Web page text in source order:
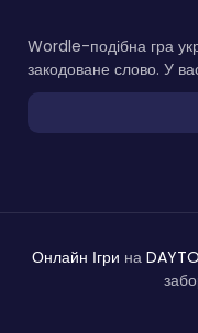
Wordle-подібна гра
закодоване слово. У
Онлайн Ігри на